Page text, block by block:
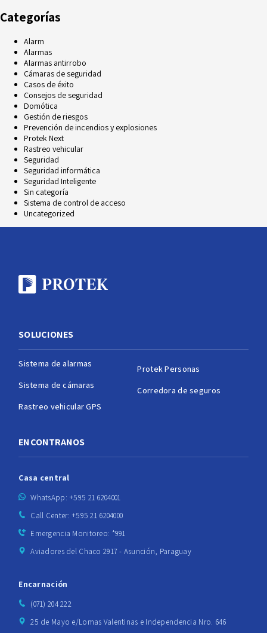
Categorías
Alarm
Alarmas
Alarmas antirrobo
Cámaras de seguridad
Casos de éxito
Consejos de seguridad
Domótica
Gestión de riesgos
Prevención de incendios y explosiones
Protek Next
Rastreo vehicular
Seguridad
Seguridad informática
Seguridad Inteligente
Sin categoría
Sistema de control de acceso
Uncategorized
SOLUCIONES
Sistema de alarmas
Sistema de cámaras
Rastreo vehicular GPS
Protek Personas
Corredora de seguros
ENCONTRANOS
Casa central
WhatsApp: +595 21 6204001
Call Center: +595 21 6204000
Emergencia Monitoreo: *991
Aviadores del Chaco 2917 - Asunción, Paraguay
Encarnación
(071) 204 222
25 de Mayo e/Lomas Valentinas e Independencia Nro. 646